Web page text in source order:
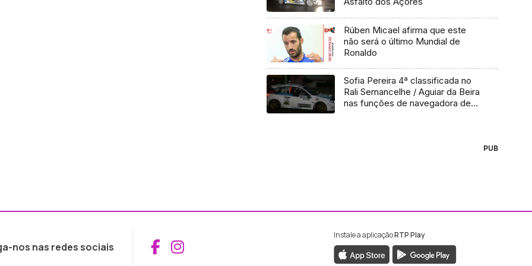
Rúben Micael afirma que este
não será o último Mundial de
Ronaldo
Sofia Pereira 4ª classificada no
Rali Sernancelhe / Aguiar da Beira
nas funções de navegadora de
PUB
nos nas redes sociais Aceder ao Facebook da RTP Madeira
Aceder ao Instagram da RTP Madeira
Instale a aplicaçãoRTP Play